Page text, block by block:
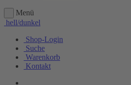
Menü
hell/dunkel
Shop-Login
Suche
Warenkorb
Kontakt